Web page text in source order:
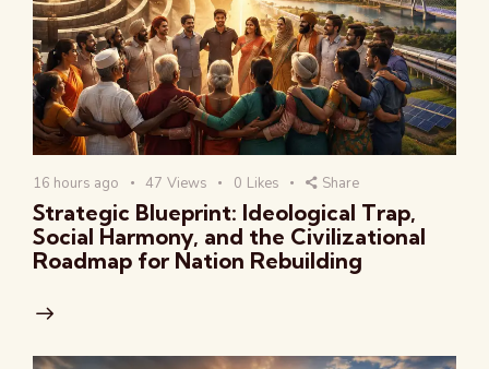
16 hours ago 47 Views 0 Likes Share
Strategic Blueprint: Ideological Trap,
Social Harmony, and the Civilizational
Roadmap for Nation Rebuilding